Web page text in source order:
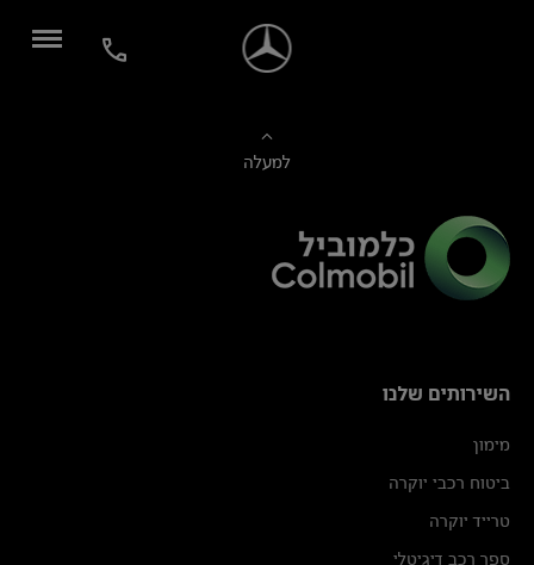
למעלה
השירותים שלנו
מימון
ביטוח רכבי יוקרה
טרייד יוקרה
ספר רכב דיגיטלי